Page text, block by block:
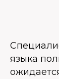
языка